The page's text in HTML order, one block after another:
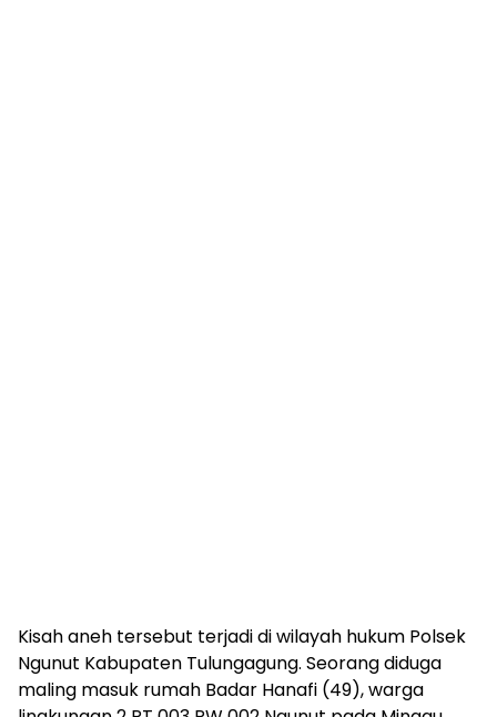
Kisah aneh tersebut terjadi di wilayah hukum Polsek
Ngunut Kabupaten Tulungagung. Seorang diduga
maling masuk rumah Badar Hanafi (49), warga